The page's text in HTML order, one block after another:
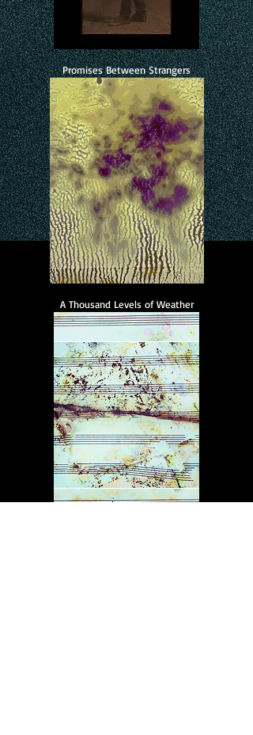
Promises Between Strangers
A Thousand Levels of Weather